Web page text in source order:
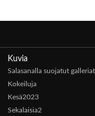
Kuvia
Salasanalla suojatut galleriat
Kokeiluja
Kesä2023
Sekalaisia2